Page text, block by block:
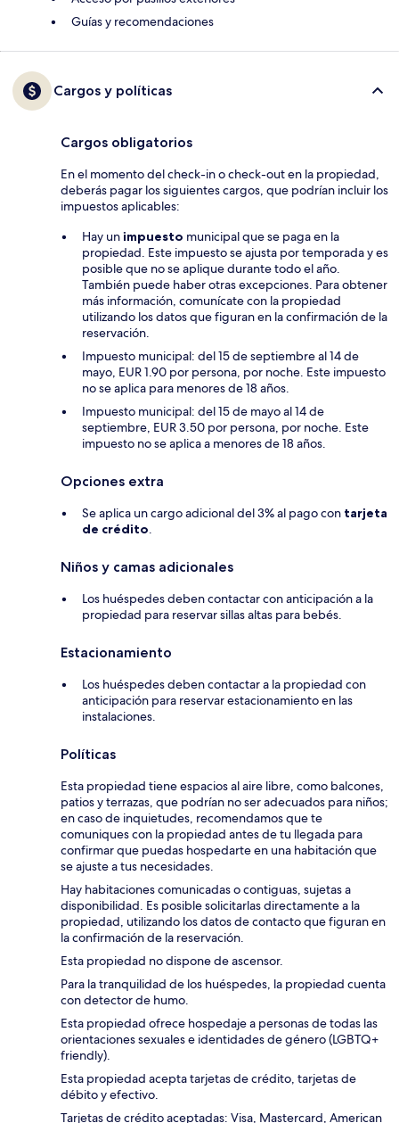
Guías y recomendaciones
Cargos y políticas
Cargos obligatorios
En el momento del check-in o check-out en la propiedad,
deberás pagar los siguientes cargos, que podrían incluir los
impuestos aplicables:
Hay unimpuesto municipal que se paga en la
propiedad. Este impuesto se ajusta por temporada y es
posible que no se aplique durante todo el año.
También puede haber otras excepciones. Para obtener
más información, comunícate con la propiedad
utilizando los datos que figuran en la confirmación de la
reservación.
Impuesto municipal: del 15 de septiembre al 14 de
mayo, EUR 1.90 por persona, por noche. Este impuesto
no se aplica para menores de 18 años.
Impuesto municipal: del 15 de mayo al 14 de
septiembre, EUR 3.50 por persona, por noche. Este
impuesto no se aplica a menores de 18 años.
Opciones extra
Se aplica un cargo adicional del 3% al pago con tarjeta
de crédito.
Niños y camas adicionales
Los huéspedes deben contactar con anticipación a la
propiedad para reservar sillas altas para bebés.
Estacionamiento
Los huéspedes deben contactar a la propiedad con
anticipación para reservar estacionamiento en las
instalaciones.
Políticas
Esta propiedad tiene espacios al aire libre, como balcones,
patios y terrazas, que podrían no ser adecuados para niños;
en caso de inquietudes, recomendamos que te
comuniques con la propiedad antes de tu llegada para
confirmar que puedas hospedarte en una habitación que
se ajuste a tus necesidades.
Hay habitaciones comunicadas o contiguas, sujetas a
disponibilidad. Es posible solicitarlas directamente a la
propiedad, utilizando los datos de contacto que figuran en
la confirmación de la reservación.
Esta propiedad no dispone de ascensor.
Para la tranquilidad de los huéspedes, la propiedad cuenta
con detector de humo.
Esta propiedad ofrece hospedaje a personas de todas las
orientaciones sexuales e identidades de género (LGBTQ+
friendly).
Esta propiedad acepta tarjetas de crédito, tarjetas de
débito y efectivo.
Tarjetas de crédito aceptadas: Visa, Mastercard, American